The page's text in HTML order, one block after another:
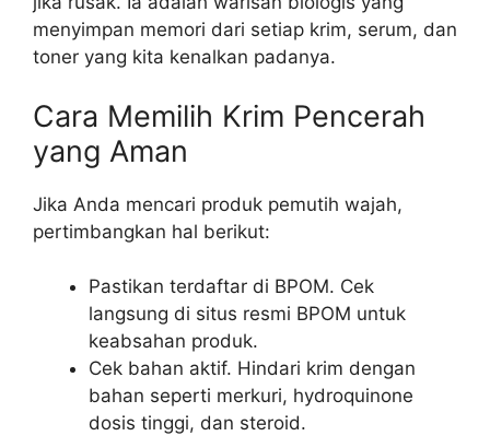
menyimpan memori dari setiap krim, serum, dan
toner yang kita kenalkan padanya.
Cara Memilih Krim Pencerah
yang Aman
Jika Anda mencari produk pemutih wajah,
pertimbangkan hal berikut:
Pastikan terdaftar di BPOM. Cek
langsung di situs resmi BPOM untuk
keabsahan produk.
Cek bahan aktif. Hindari krim dengan
bahan seperti merkuri, hydroquinone
dosis tinggi, dan steroid.